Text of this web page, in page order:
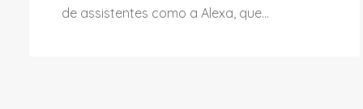
de assistentes como a Alexa, que...